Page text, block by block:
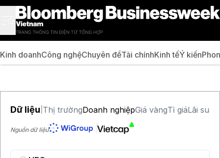
Kinh doanhCông nghệChuyên đềTài chínhKinh tếÝ kiến
Dữ liệu Thị trườngDoanh nghiệpGiá vàngTỉ giáLãi suất
Nguồn dữ liệu